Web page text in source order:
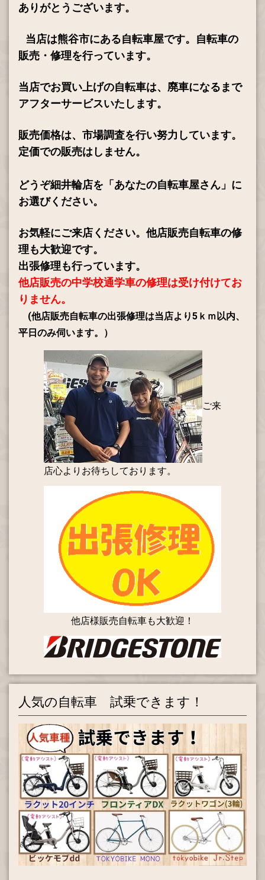
ありがとうございます。
当店は熊谷市にある自転車屋です。自転車の
販売・修理を行っています。
当店でお買い上げの自転車は、廃車になるまで
アフターサービスいたします。
販売価格は、市場調査を行い努力しています。
定価での販売はしません。
どうぞ細井輪店を「あなたの自転車屋さん」に
お選びください。
お気軽にご来店ください。他店販売自転車の修
理も大歓迎です。
出張修理も行っています。
他店販売の中学校通学車の修理は受け付けてお
りません。
(他店販売自転車の出張修理は当店より5ｋｍ以内、
平日のみ伺います。）
ご来
店心よりお待ちしております。
他店様販売自転車も大歓迎！
人気の自転車 試乗できます！